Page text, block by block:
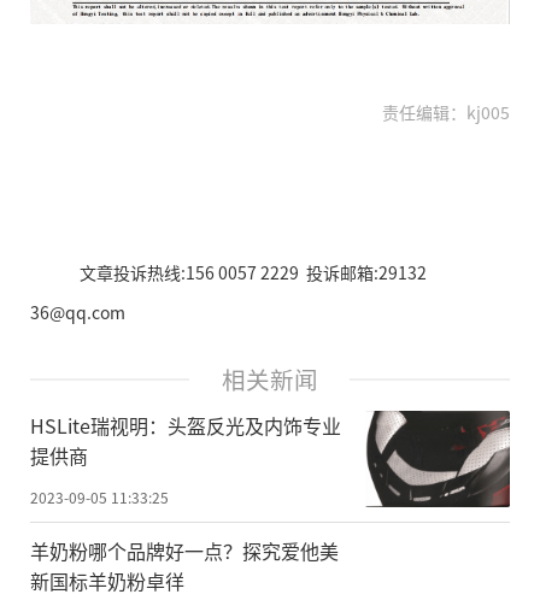
责任编辑：kj005
文章投诉热线:156 0057 2229 投诉邮箱:29132
36@qq.com
相关新闻
HSLite瑞视明：头盔反光及内饰专业
提供商
2023-09-05 11:33:25
羊奶粉哪个品牌好一点？探究爱他美
新国标羊奶粉卓徉